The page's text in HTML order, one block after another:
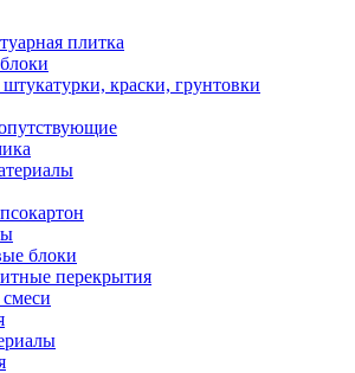
плитка
краски, грунтовки
блоки
перекрытия